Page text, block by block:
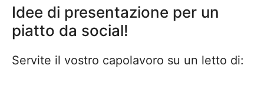
Idee di presentazione per un
piatto da social!
Servite il vostro capolavoro su un letto di: